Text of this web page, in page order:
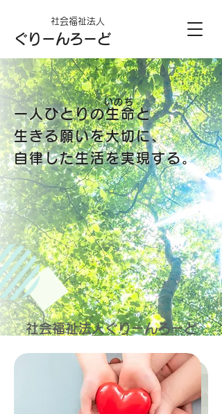
社会福祉法人
ぐりーんろーど
一人ひとりの生命と
生きる願いを大切に、
自律した生活を実現する。
いのち
社会福祉法人ぐりーんろーど